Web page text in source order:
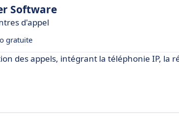
Software
d'appel
gratuite
des appels, intégrant la téléphonie IP, la